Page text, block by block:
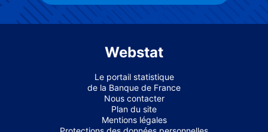
Webstat
Le portail statistique
de la Banque de France
Nous contacter
Plan du site
Mentions légales